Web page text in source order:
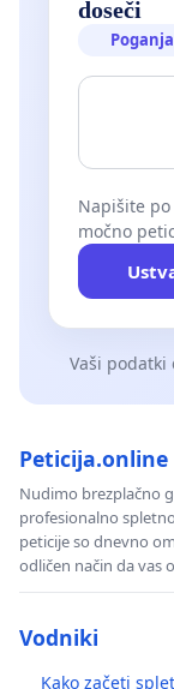
doseči
Napišite
močno
Vaši podatki
Peticija.online
Nudimo brezplačno
profesionalno
peticije so dnevno
odličen način da vas
Vodniki
Kako začeti